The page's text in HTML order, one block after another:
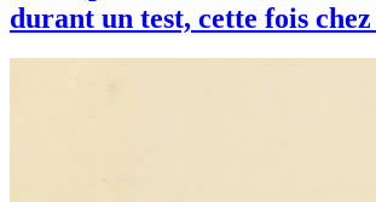
durant un test, cette fois